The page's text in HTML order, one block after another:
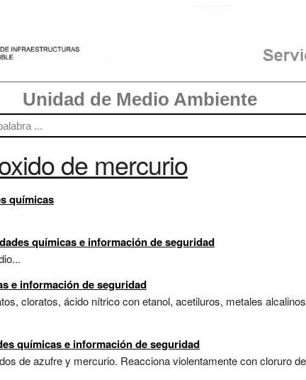
Unidad de Medio Ambiente
de mercurio
químicas
químicas e información de seguridad
e información de seguridad
cloratos, ácido nítrico con etanol, acetiluros, metales
químicas e información de seguridad
de azufre y mercurio. Reacciona violentamente con cloruro